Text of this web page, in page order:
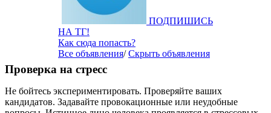
ПОДПИШИСЬ
НА ТГ!
Как сюда попасть?
Все объявления/Скрыть объявления
Проверка на стресс
Не бойтесь экспериментировать. Проверяйте ваших
кандидатов. Задавайте провокационные или неудобные